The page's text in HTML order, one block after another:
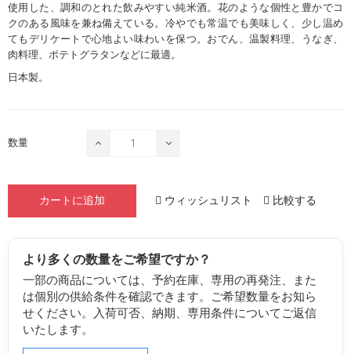
使用した、調和のとれた飲みやすい純米酒。花のような個性と豊かでコ
クのある風味を兼ね備えている。冷やでも常温でも美味しく、少し温め
てもデリケートで心地よい味わいを保つ。おでん、温製料理、うなぎ、
肉料理、ポテトグラタンなどに最適。
日本製。
数量
カートに追加 ウィッシュリスト 比較する
より多くの数量をご希望ですか？
一部の商品については、予約在庫、専用の再発注、また
は個別の供給条件を確認できます。ご希望数量をお知ら
せください。入荷可否、納期、専用条件についてご返信
いたします。